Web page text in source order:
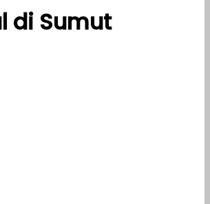
di Sumut